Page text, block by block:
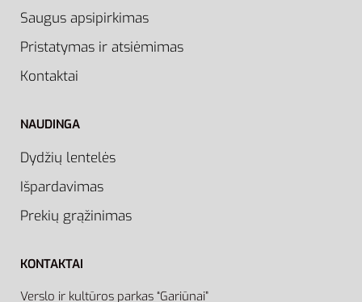
Saugus apsipirkimas
Pristatymas ir atsiėmimas
Kontaktai
NAUDINGA
Dydžių lentelės
Išpardavimas
Prekių grąžinimas
KONTAKTAI
Verslo ir kultūros parkas “Gariūnai”